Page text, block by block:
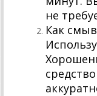
не
Как